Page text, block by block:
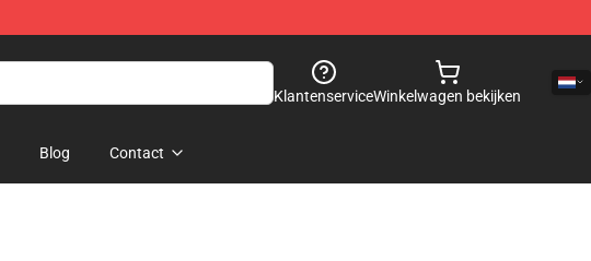
KlantenserviceWinkelwagen bekijken
Blog Contact